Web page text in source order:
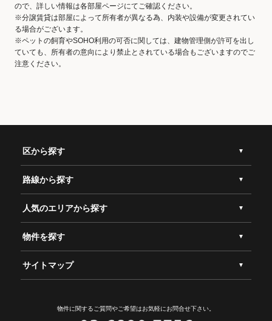
ので、詳しい情報は各部屋ページにてご確認ください。
※分譲賃貸は部屋によって所有者が異なる為、内装や設備が変更されてい
る場合がございます。
※ペットの飼育やSOHO利用の可否に関しては、建物管理側が許可を出し
ていても、所有者の意向により禁止とされている場合もございますのでご
注意ください。
区から探す
路線から探す
人気のエリアから探す
物件を探す
サイトマップ
物件に関するご質問やご希望はお気軽にお問合せ下さい。